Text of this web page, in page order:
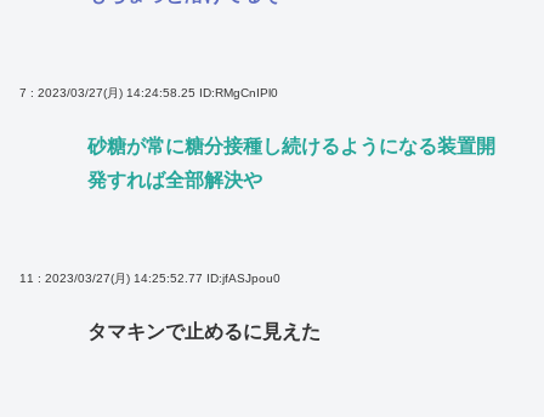
7 : 2023/03/27(月) 14:24:58.25 ID:RMgCnIPl0
砂糖が常に糖分接種し続けるようになる装置開
発すれば全部解決や
11 : 2023/03/27(月) 14:25:52.77 ID:jfASJpou0
タマキンで止めるに見えた